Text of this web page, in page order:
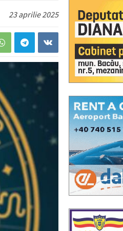
23 aprilie 2025